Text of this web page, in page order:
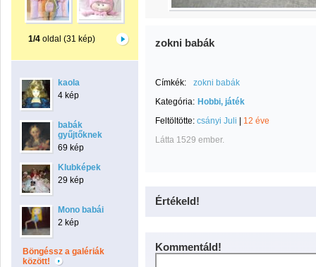
1/4oldal (31 kép)
kaola
4 kép
babák
gyűjtőknek
69 kép
Klubképek
29 kép
Mono babái
2 kép
Böngéssz a galériák
között!
zokni babák
Címkék:
zokni babák
Kategória: Hobbi, játék
Feltöltötte: csányi Juli
12 éve
Látta 1529 ember.
Értékeld!
Kommentáld!